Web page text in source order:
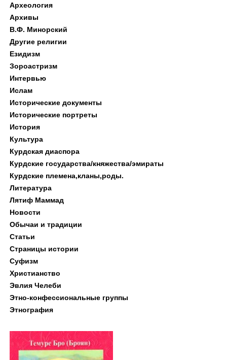
Археология
Архивы
В.Ф. Минорский
Другие религии
Езидизм
Зороастризм
Интервью
Ислам
Исторические документы
Исторические портреты
История
Культура
Курдская диаспора
Курдские государства/княжества/эмираты
Курдские племена,кланы,роды.
Литература
Лятиф Маммад
Новости
Обычаи и традиции
Статьи
Страницы истории
Суфизм
Христианство
Эвлия Челеби
Этно-конфессиональные группы
Этнография